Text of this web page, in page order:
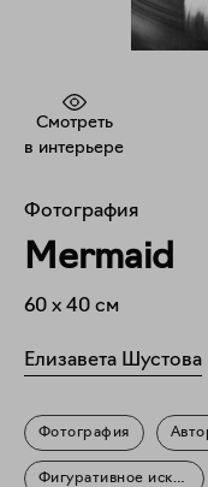
Смотреть
в интерьере
Фотография
Mermaid
60 x 40 см
Елизавета Шустова
Фотография
Фигуративное